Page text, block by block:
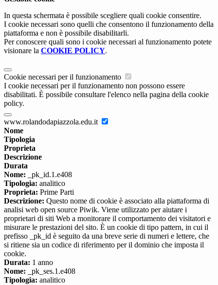
In questa schermata è possibile scegliere quali cookie consentire.
I cookie necessari sono quelli che consentono il funzionamento della
piattaforma e non è possibile disabilitarli.
Per conoscere quali sono i cookie necessari al funzionamento potete
visionare la COOKIE POLICY.
Cookie necessari per il funzionamento
I cookie necessari per il funzionamento non possono essere
disabilitati. È possibile consultare l'elenco nella pagina della cookie
policy.
www.rolandodapiazzola.edu.it
Nome
Tipologia
Proprieta
Descrizione
Durata
Nome: _pk_id.1.e408
Tipologia: analitico
Proprieta: Prime Parti
Descrizione: Questo nome di cookie è associato alla piattaforma di
analisi web open source Piwik. Viene utilizzato per aiutare i
proprietari di siti Web a monitorare il comportamento dei visitatori e
misurare le prestazioni del sito. È un cookie di tipo pattern, in cui il
prefisso _pk_id è seguito da una breve serie di numeri e lettere, che
si ritiene sia un codice di riferimento per il dominio che imposta il
cookie.
Durata: 1 anno
Nome: _pk_ses.1.e408
Tipologia: analitico